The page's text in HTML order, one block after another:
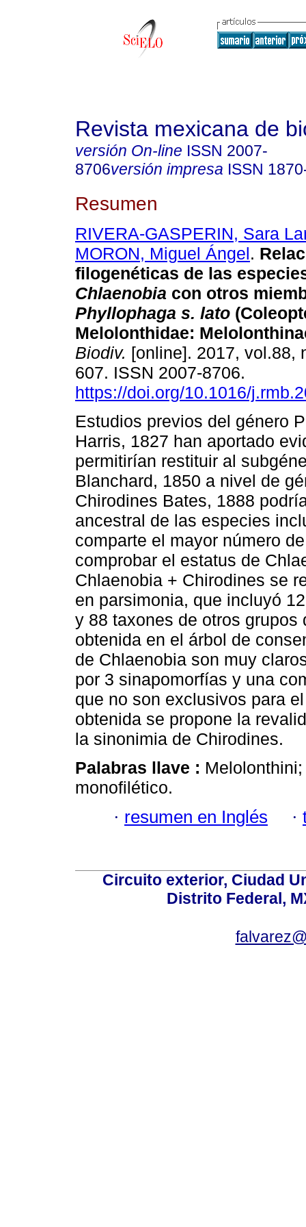
Revista mexicana de
versión On-line ISSN 2007-
8706versión impresa ISSN
Resumen
RIVERA-GASPERIN, Sara
MORON, Miguel Ángel.
filogenéticas de las
Chlaenobia con otros
Phyllophaga s. lato
Melolonthidae:
Biodiv. [online]. 2017, vol.88,
607. ISSN 2007-8706.
https://doi.org/10.1016/
Estudios previos del género
Harris, 1827 han aportado
permitirían restituir al
Blanchard, 1850 a nivel de
Chirodines Bates, 1888
ancestral de las especies
comparte el mayor número
comprobar el estatus de
Chlaenobia + Chirodines se
en parsimonia, que incluyó
y 88 taxones de otros
obtenida en el árbol de
de Chlaenobia son muy
por 3 sinapomorfías y una
que no son exclusivos para
obtenida se propone la
la sinonimia de Chirodines.
Palabras llave :
monofilético.
· resumen en Inglés ·
Circuito exterior, Ciudad
Distrito Federal,